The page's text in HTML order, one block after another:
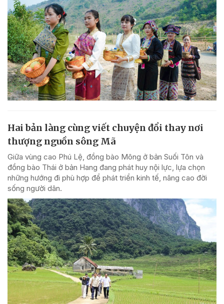
Hai bản làng cùng viết chuyện đổi thay nơi
thượng nguồn sông Mã
Giữa vùng cao Phú Lệ, đồng bào Mông ở bản Suối Tôn và
đồng bào Thái ở bản Hang đang phát huy nội lực, lựa chọn
những hướng đi phù hợp để phát triển kinh tế, nâng cao đời
sống người dân.